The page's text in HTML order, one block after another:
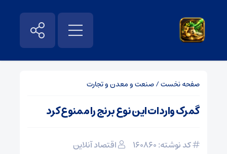
صفحه نخست/صنعت و معدن و تجارت
گمرک واردات این نوع برنج را ممنوع کرد
کد نوشته: 160860
اقتصاد آنلاین